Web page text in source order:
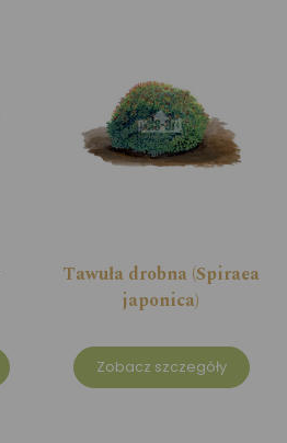
Tawuła drobna (Spiraea
japonica)
Zobacz szczegóły